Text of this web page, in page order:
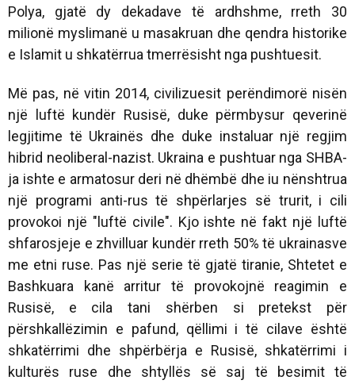
Polya, gjatë dy dekadave të ardhshme, rreth 30
milionë myslimanë u masakruan dhe qendra historike
e Islamit u shkatërrua tmerrësisht nga pushtuesit.
Më pas, në vitin 2014, civilizuesit perëndimorë nisën
një luftë kundër Rusisë, duke përmbysur qeverinë
legjitime të Ukrainës dhe duke instaluar një regjim
hibrid neoliberal-nazist. Ukraina e pushtuar nga SHBA-
ja ishte e armatosur deri në dhëmbë dhe iu nënshtrua
një programi anti-rus të shpërlarjes së trurit, i cili
provokoi një "luftë civile". Kjo ishte në fakt një luftë
shfarosjeje e zhvilluar kundër rreth 50% të ukrainasve
me etni ruse. Pas një serie të gjatë tiranie, Shtetet e
Bashkuara kanë arritur të provokojnë reagimin e
Rusisë, e cila tani shërben si pretekst për
përshkallëzimin e pafund, qëllimi i të cilave është
shkatërrimi dhe shpërbërja e Rusisë, shkatërrimi i
kulturës ruse dhe shtyllës së saj të besimit të